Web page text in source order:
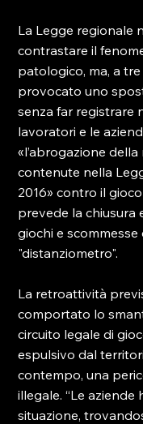
La Legge regionale
contrastare il
patologico, ma, a
provocato uno
senza far registrare
lavoratori e le
«l’abrogazione
contenute nella
2016» contro il
prevede la chiusura
giochi e
"distanziometro".
La retroattività
comportato lo
circuito legale di
espulsivo dal
contempo, una
illegale. “Le
situazione,